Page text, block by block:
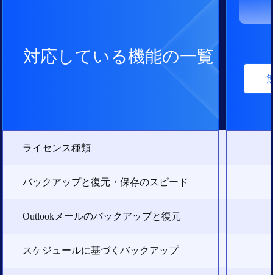
対応している機能の一覧
ライセンス種類
バックアップと復元・保存のスピード
Outlookメールのバックアップと復元
スケジュールに基づくバックアップ